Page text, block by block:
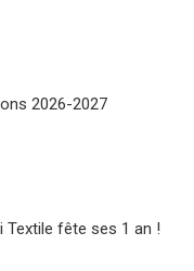
2026-2027
Textile fête ses 1 an !